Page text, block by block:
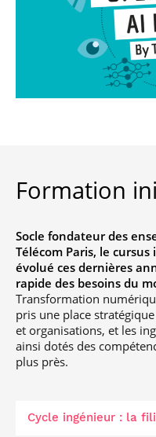
Formation
Socle fondateur des
Télécom Paris, le
évolué ces dernières
rapide des besoins du
Transformation
pris une place
et organisations, et les
ainsi dotés des
plus près.
Cycle ingénieur : la